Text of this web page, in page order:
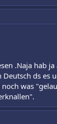
.Naja hab
ds es
noch was